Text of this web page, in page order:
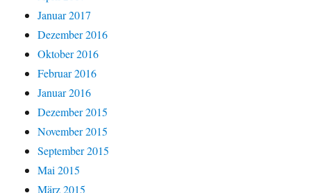
Januar 2017
Dezember 2016
Oktober 2016
Februar 2016
Januar 2016
Dezember 2015
November 2015
September 2015
Mai 2015
März 2015